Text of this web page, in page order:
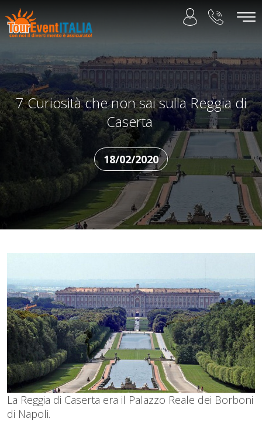
7 Curiosità che non sai sulla Reggia di
Caserta
18/02/2020
La Reggia di Caserta era il Palazzo Reale dei Borboni
di Napoli.